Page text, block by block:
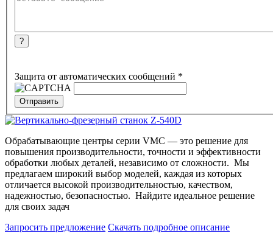
?
Защита от автоматических сообщений *
Обрабатывающие центры серии VMC — это решение для
повышения производительности, точности и эффективности
обработки любых деталей, независимо от сложности. Мы
предлагаем широкий выбор моделей, каждая из которых
отличается высокой производительностью, качеством,
надежностью, безопасностью. Найдите идеальное решение
для своих задач
Запросить предложение Скачать подробное описание